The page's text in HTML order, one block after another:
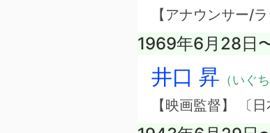
【アナウンサー/
1969年6月28日
井口 昇 （いぐ
【映画監督】 〔